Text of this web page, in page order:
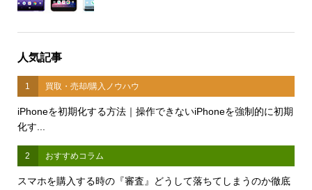
人気記事
1 買取・売却/購入ノウハウ
iPhoneを初期化する方法｜操作できないiPhoneを強制的に初期
化す...
2 おすすめコラム
スマホを購入する時の『審査』どうして落ちてしまうのか徹底